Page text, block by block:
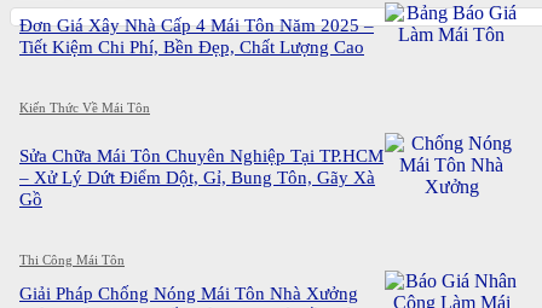
Đơn Giá Xây Nhà Cấp 4 Mái Tôn Năm 2025 –
Tiết Kiệm Chi Phí, Bền Đẹp, Chất Lượng Cao
Kiến Thức Về Mái Tôn
Sửa Chữa Mái Tôn Chuyên Nghiệp Tại TP.HCM
– Xử Lý Dứt Điểm Dột, Gỉ, Bung Tôn, Gãy Xà
Gồ
Thi Công Mái Tôn
Giải Pháp Chống Nóng Mái Tôn Nhà Xưởng